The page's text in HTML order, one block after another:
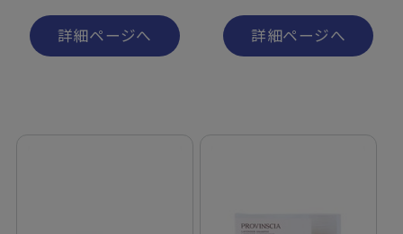
詳細ページへ 詳細ページへ